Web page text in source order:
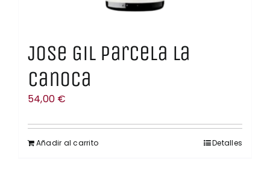
Jose Gil Parcela La
Canoca
54,00 €
Añadir al carrito Detalles